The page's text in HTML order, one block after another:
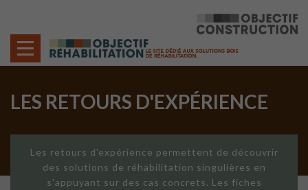
LES RETOURS D'EXPÉRIENCE
Les retours d'expérience permettent de découvrir
des solutions de réhabilitation singulières en
s'appuyant sur des cas concrets. Les fiches